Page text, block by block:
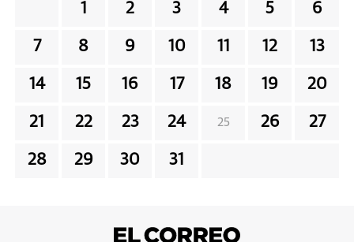
1 2 3 4 5 6
7 8 9 10 11 12 13
14 15 16 17 18 19 20
21 22 23 24 25 26 27
28 29 30 31